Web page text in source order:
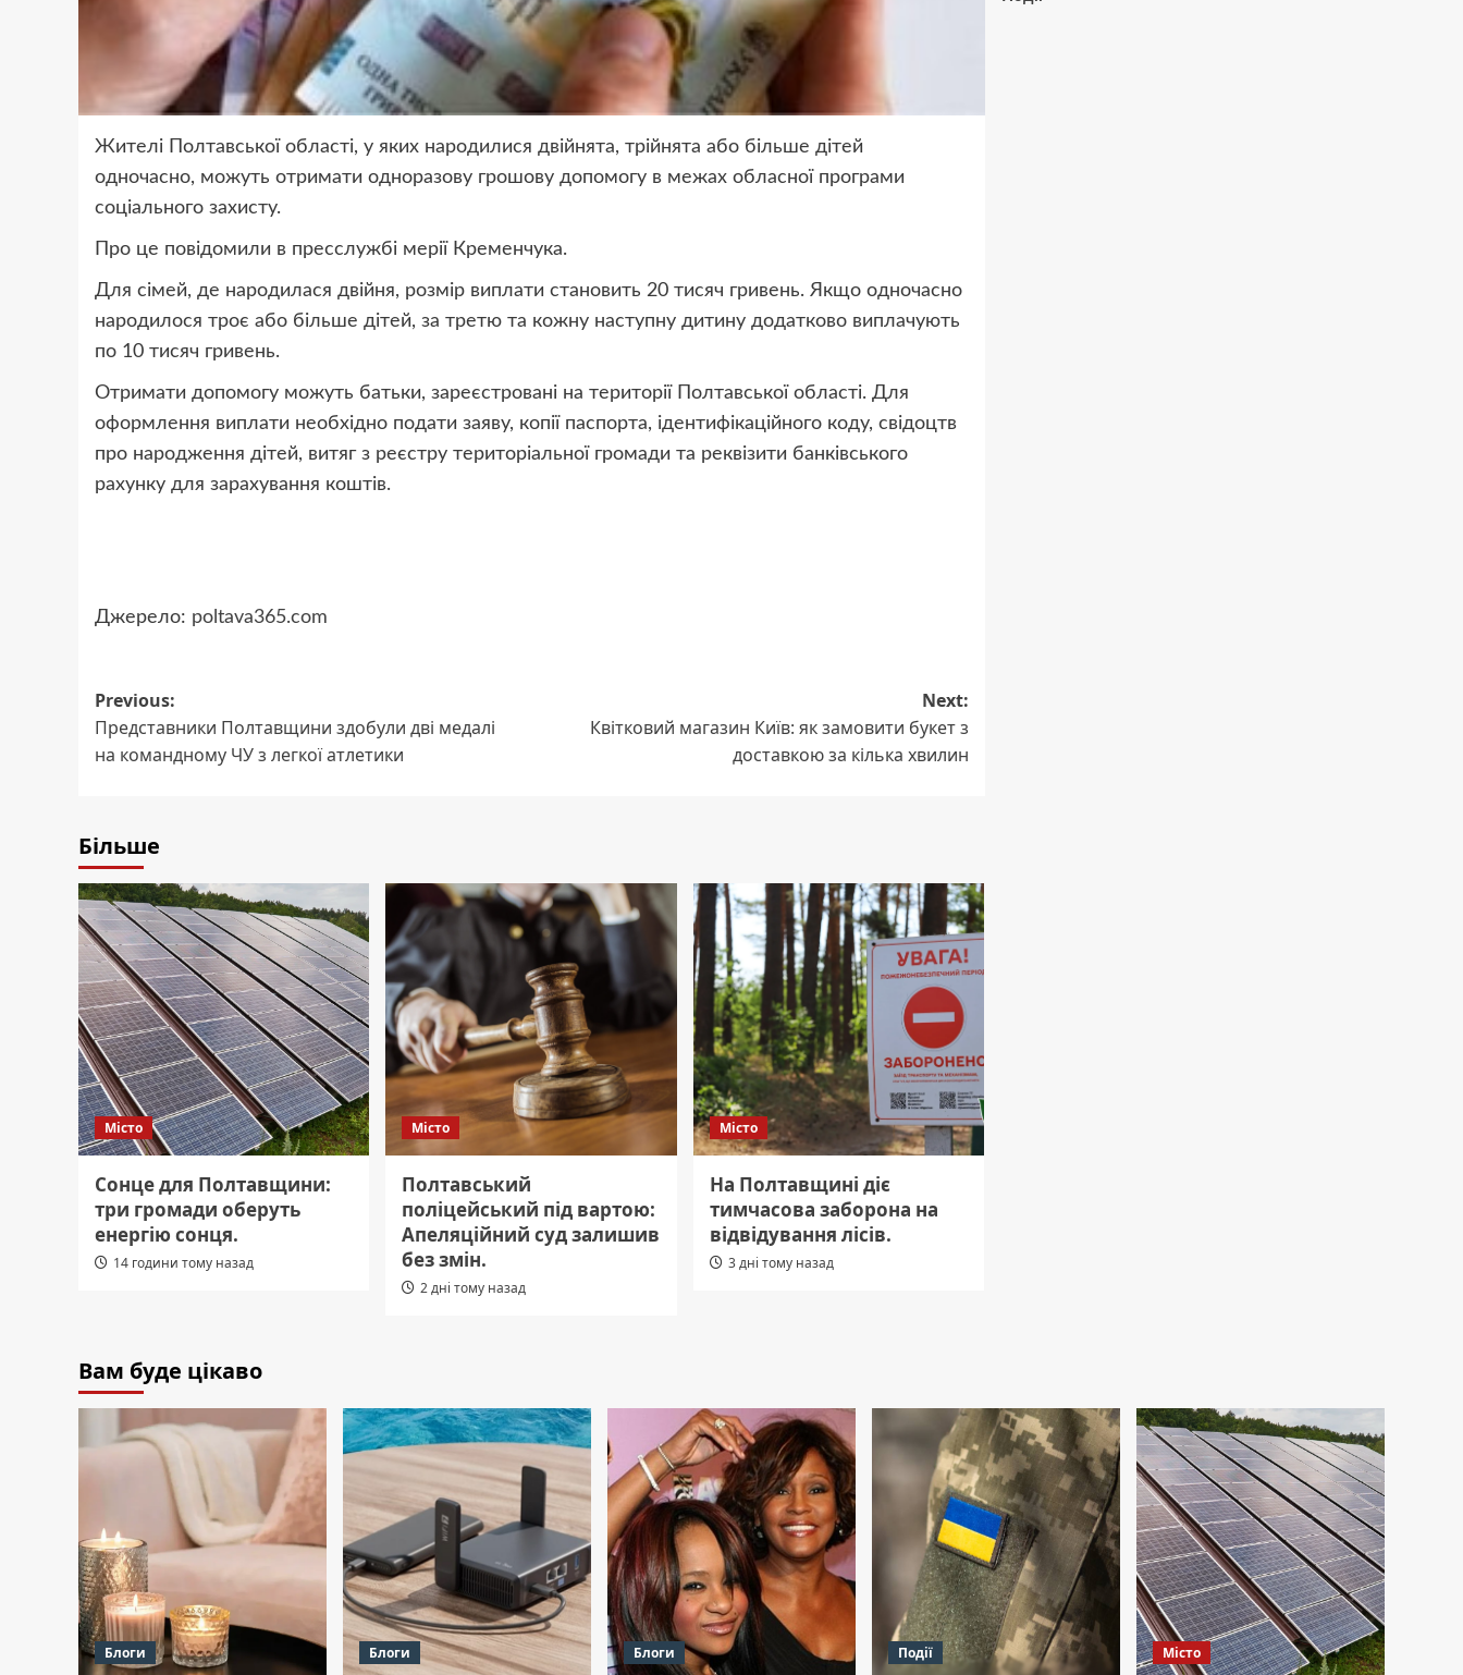
Жителі Полтавської області, у яких народилися двійнята, трійнята або більше дітей
одночасно, можуть отримати одноразову грошову допомогу в межах обласної програми
соціального захисту.
Про це повідомили в пресслужбі мерії Кременчука.
Для сімей, де народилася двійня, розмір виплати становить 20 тисяч гривень. Якщо одночасно
народилося троє або більше дітей, за третю та кожну наступну дитину додатково виплачують
по 10 тисяч гривень.
Отримати допомогу можуть батьки, зареєстровані на території Полтавської області. Для
оформлення виплати необхідно подати заяву, копії паспорта, ідентифікаційного коду, свідоцтв
про народження дітей, витяг з реєстру територіальної громади та реквізити банківського
рахунку для зарахування коштів.
Джерело: poltava365.com
Post
navigation
Previous:
Представники Полтавщини здобули дві медалі
на командному ЧУ з легкої атлетики
Next:
Квітковий магазин Київ: як замовити букет з
доставкою за кілька хвилин
Більше
Місто
Сонце для Полтавщини:
три громади оберуть
енергію сонця.
14 години тому назад
Місто
Полтавський
поліцейський під вартою:
Апеляційний суд залишив
без змін.
2 дні тому назад
Місто
На Полтавщині діє
тимчасова заборона на
відвідування лісів.
3 дні тому назад
Вам буде цікаво
Блоги Блоги Блоги Події Місто